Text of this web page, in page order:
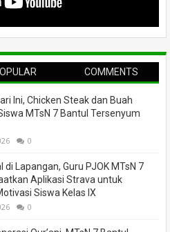
COMMENTS
Ini, Chicken Steak dan Buah
MTsN 7 Bantul Tersenyum
0
di Lapangan, Guru PJOK MTsN 7
Aplikasi Strava untuk
Siswa Kelas IX
0